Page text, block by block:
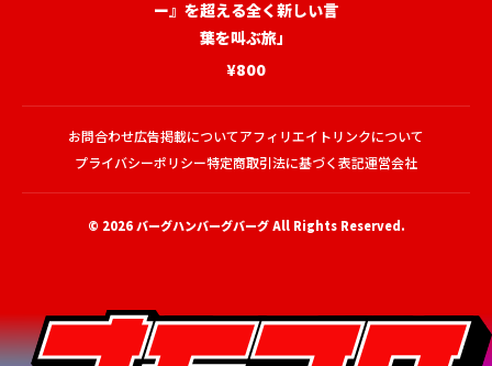
ー』を超える全く新しい言
葉を叫ぶ旅」
¥800
お問合わせ広告掲載についてアフィリエイトリンクについて
プライバシーポリシー特定商取引法に基づく表記運営会社
© 2026バーグハンバーグバーグAll Rights Reserved.